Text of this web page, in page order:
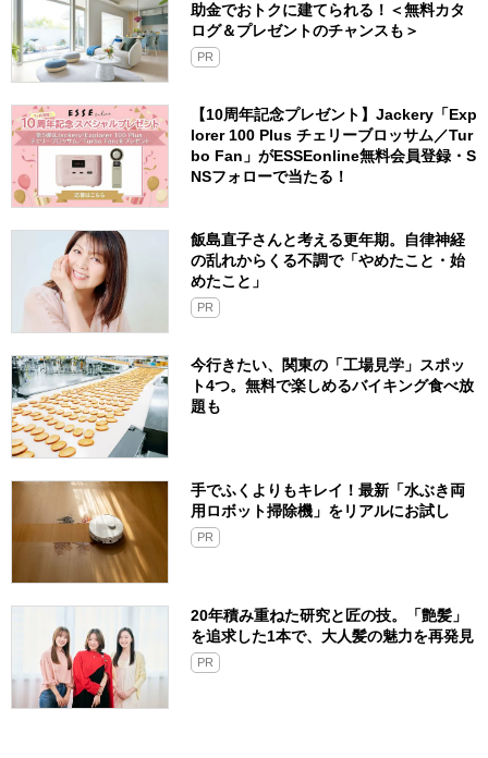
助金でおトクに建てられる！＜無料カタ
ログ＆プレゼントのチャンスも＞
PR
【10周年記念プレゼント】Jackery「Exp
lorer 100 Plus チェリーブロッサム／Tur
bo Fan」がESSEonline無料会員登録・S
NSフォローで当たる！
飯島直子さんと考える更年期。自律神経
の乱れからくる不調で「やめたこと・始
めたこと」
PR
今行きたい、関東の「工場見学」スポッ
ト4つ。無料で楽しめるバイキング食べ放
題も
手でふくよりもキレイ！最新「水ぶき両
用ロボット掃除機」をリアルにお試し
PR
20年積み重ねた研究と匠の技。「艶髪」
を追求した1本で、大人髪の魅力を再発見
PR